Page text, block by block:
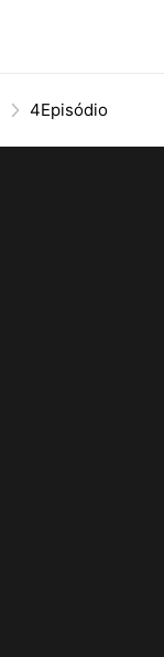
4Episódio